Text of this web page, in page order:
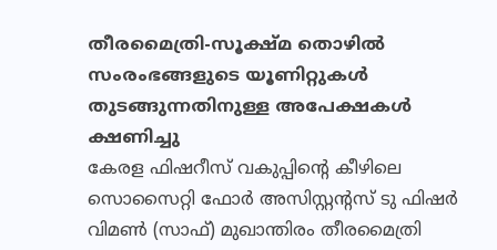
തീരമൈത്രി-സൂക്ഷ്മ തൊഴില്‍
സംരംഭങ്ങളുടെ യൂണിറ്റുകള്‍
തുടങ്ങുന്നതിനുള്ള അപേക്ഷകള്‍
ക്ഷണിച്ചു
കേരള ഫിഷറീസ് വകുപ്പിന്റെ കീഴിലെ
സൊസൈറ്റി ഫോര്‍ അസിസ്റ്റന്റസ് ടു ഫിഷര്‍
വിമണ്‍ (സാഫ്) മുഖാന്തിരം തീരമൈത്രി